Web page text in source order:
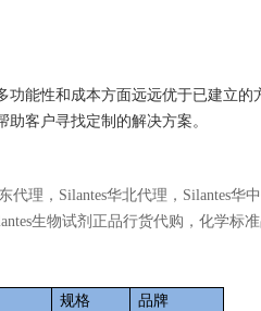
能性和成本方面远远优于已建立的
客户寻找定制的解决方案。
代理，Silantes华北代理，Silantes华
生物试剂正品行货代购，化学标
规格 品牌